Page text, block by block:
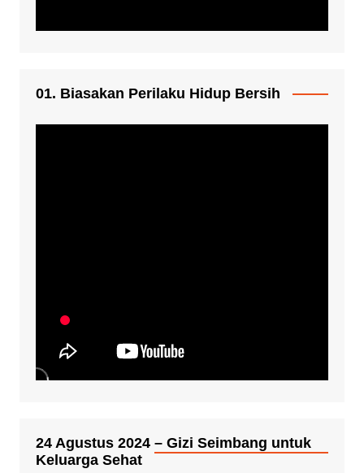
01. Biasakan Perilaku Hidup Bersih
24 Agustus 2024 – Gizi Seimbang untuk
Keluarga Sehat